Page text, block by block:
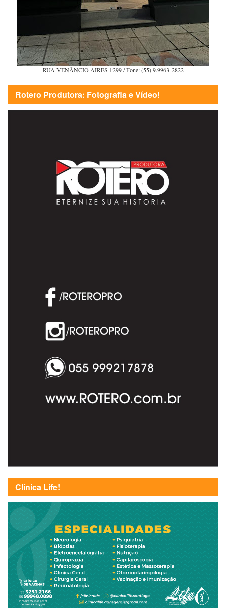
RUA VENÂNCIO AIRES 1299 / Fone: (55) 9.9963-2822
Rotero Produtora: Fotografia e Vídeo!
Clínica Life!